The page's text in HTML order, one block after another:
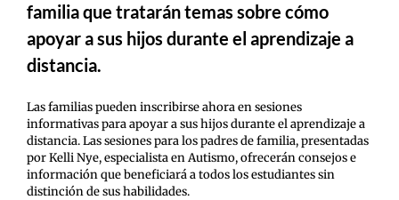
familia que tratarán temas sobre cómo
apoyar a sus hijos durante el aprendizaje a
distancia.
Las familias pueden inscribirse ahora en sesiones
informativas para apoyar a sus hijos durante el aprendizaje a
distancia. Las sesiones para los padres de familia, presentadas
por Kelli Nye, especialista en Autismo, ofrecerán consejos e
información que beneficiará a todos los estudiantes sin
distinción de sus habilidades.